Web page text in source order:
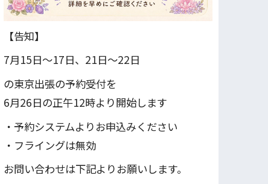
【告知】
7月15日〜17日、21日～22日
の東京出張の予約受付を
6月26日の正午12時より開始します
・予約システムよりお申込みください
・フライングは無効
お問い合わせは下記よりお願いします。